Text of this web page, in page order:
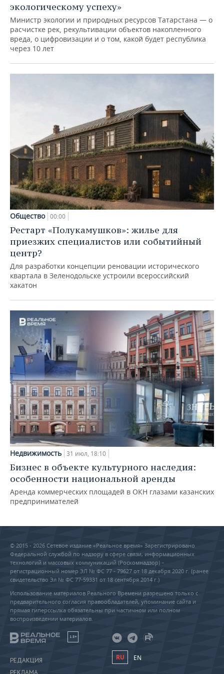
экологическому успеху»
Министр экологии и природных ресурсов Татарстана — о
расчистке рек, рекультивации объектов накопленного
вреда, о цифровизации и о том, какой будет республика
через 10 лет
Общество 00:00
Рестарт «Полукамушков»: жилье для
приезжих специалистов или событийный
центр?
Для разработки концепции реновации исторического
квартала в Зеленодольске устроили всероссийский
хакатон
Недвижимость 31 июл, 18:10
Бизнес в объекте культурного наследия:
особенности национальной аренды
Аренда коммерческих площадей в ОКН глазами казанских
предпринимателей
© 2015 - 2026 Сетевое издание «Реальное время» Зарегистрировано
Федеральной службой по надзору в сфере связи, информационных
технологий и массовых коммуникаций (Роскомнадзор) –
регистрационный номер ЭЛ № ФС 77 - 79627 от 18 декабря 2020 г. (ранее
свидетельство Эл № ФС 77-59331 от 18 сентября 2014 г.)
Использование материалов Реального Времени разрешено только с
предварительного согласия правообладателей, упоминание сайта и
прямая гиперссылка обязательны при частичном или полном
воспроизведении материалов.
18+
РЕДАКЦИЯ
РЕКЛАМА
RU EN